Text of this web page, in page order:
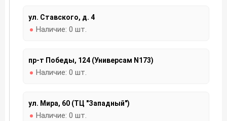
ул. Ставского, д. 4
Наличие: 0 шт.
пр-т Победы, 124 (Универсам N173)
Наличие: 0 шт.
ул. Мира, 60 (ТЦ "Западный")
Наличие: 0 шт.